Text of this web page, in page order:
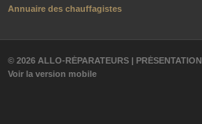
Annuaire des chauffagistes
© 2026 ALLO-RÉPARATEURS | PRÉSENTATION
Voir la version mobile